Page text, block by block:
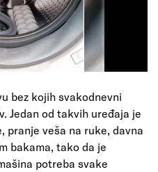
bez kojih svakodnevni
Jedan od takvih uređaja je
pranje veša na ruke, davna
bakama, tako da je
potreba svake